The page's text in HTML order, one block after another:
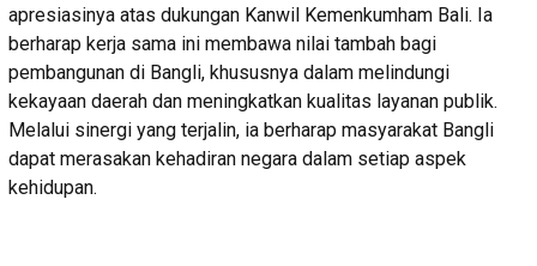
apresiasinya atas dukungan Kanwil Kemenkumham Bali. Ia
berharap kerja sama ini membawa nilai tambah bagi
pembangunan di Bangli, khususnya dalam melindungi
kekayaan daerah dan meningkatkan kualitas layanan publik.
Melalui sinergi yang terjalin, ia berharap masyarakat Bangli
dapat merasakan kehadiran negara dalam setiap aspek
kehidupan.